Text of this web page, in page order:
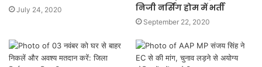
July 24, 2020
निजी नर्सिंग होम में भर्ती
September 22, 2020